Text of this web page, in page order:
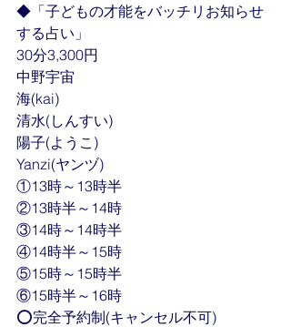
◆「子どもの才能をバッチリお知らせ
する占い」
30分3,300円
中野宇宙
海(kai)
清水(しんすい)
陽子(ようこ)
Yanzi(ヤンヅ)
①13時～13時半
②13時半～14時
③14時～14時半
④14時半～15時
⑤15時～15時半
⑥15時半～16時
⭕完全予約制(キャンセル不可)